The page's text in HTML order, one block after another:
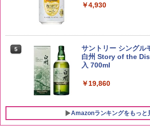
【在庫処分価格】も
kg 業務用 お米マイ
￥2,680
￥4,930
5
サントリー シングル
白州 Story of the
入 700ml
￥19,860
Amazonランキングをもっと